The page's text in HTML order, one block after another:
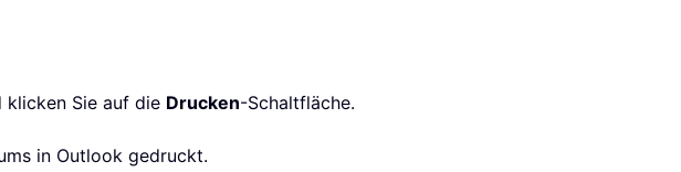
klicken Sie auf die Drucken-Schaltfläche.
in Outlook gedruckt.